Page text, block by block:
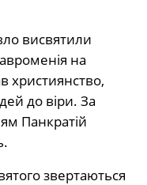
висвятили
на
християнство,
до віри. За
Панкратій
звертаються